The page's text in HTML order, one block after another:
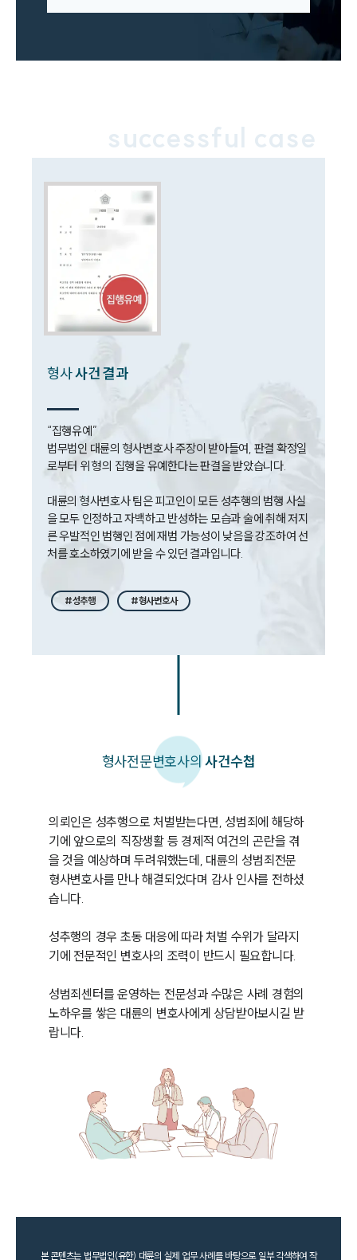
고객후기
업무분야
성범죄대응부 업무
구성원 소개
성범죄전문변호사
언론보도
법률 블로그
법률서식
뉴스레터/브로슈어
대륜법률상담예약
successful case
형사사건 결과
“집행유예”
법무법인 대륜의 형사변호사 주장이 받아들여, 판결 확정일
로부터 위 형의 집행을 유예한다는 판결을 받았습니다.
대륜의 형사변호사 팀은 피고인이 모든 성추행의 범행 사실
을 모두 인정하고 자백하고 반성하는 모습과 술에 취해 저지
른 우발적인 범행인 점에 재범 가능성이 낮음을 강조하여 선
처를 호소하였기에 받을 수 있던 결과입니다.
#성추행 #형사변호사
형사전문변호사의사건수첩
의뢰인은 성추행으로 처벌받는다면, 성범죄에 해당하
기에 앞으로의 직장생활 등 경제적 여건의 곤란을 겪
을 것을 예상하며 두려워했는데, 대륜의 성범죄전문
형사변호사를 만나 해결되었다며 감사 인사를 전하셨
습니다.
성추행의 경우 초동 대응에 따라 처벌 수위가 달라지
기에 전문적인 변호사의 조력이 반드시 필요합니다.
성범죄센터를 운영하는 전문성과 수많은 사례 경험의
노하우를 쌓은 대륜의 변호사에게 상담받아보시길 받
랍니다.
본 콘텐츠는 법무법인(유한) 대륜의 실제 업무 사례를 바탕으로 일부 각색하여 작